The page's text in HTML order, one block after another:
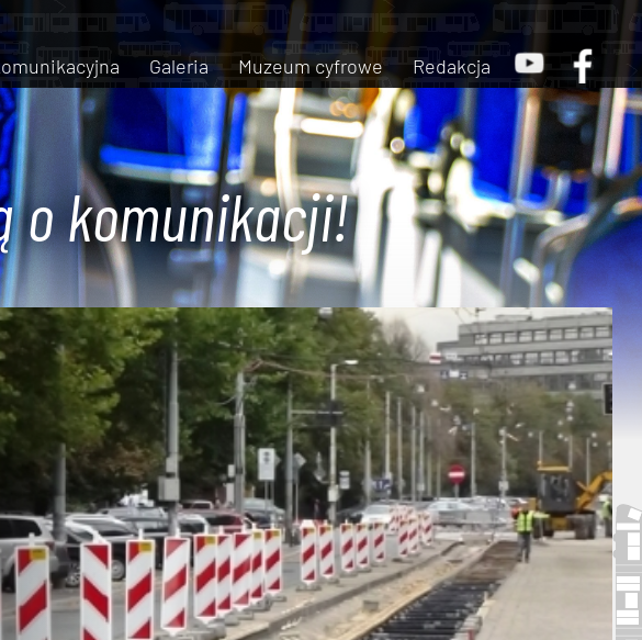
Galeria Muzeum cyfrowe Redakcja
o komunikacji!